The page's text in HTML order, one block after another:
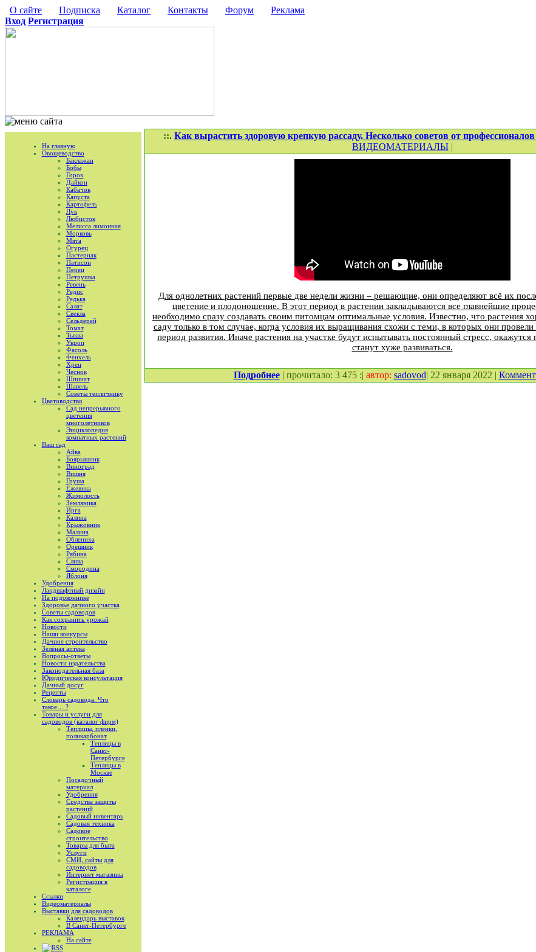
О сайте Подписка Каталог Контакты Форум
Реклама
Вход Регистрация
На главную
Овощеводство
Баклажан
Бобы
Горох
Дайкон
Кабачок
Капуста
Картофель
Лук
Любисток
Мелисса лимонная
Морковь
Мята
Огурец
Пастернак
Патисон
Перец
Петрушка
Ревень
Редис
Редька
Салат
Свекла
Сельдерей
Томат
Тыква
Укроп
Фасоль
Фенхель
Хрен
Чеснок
Шпинат
Шавель
Советы тепличнику
Цветоводство
Сад непрерывного
цветения
многолетников
Энциклопедия
комнатных растений
Ваш сад
Айва
Боярышник
Виноград
Вишня
Груша
Ежевика
Жимолость
Земляника
Ирга
Калина
Крыжовник
Малина
Облепиха
Орешник
Рябина
Слива
Смородина
Яблоня
Удобрения
Ландшафтный дизайн
На подоконнике
Здоровье дачного участка
Советы садоводов
Как сохранить урожай
Новости
Наши конкурсы
Дачное строительство
Зелёная аптека
Вопросы-ответы
Новости издательства
Законодательная база
Юридическая консультация
Дачный досуг
Рецепты
Словарь садовода. Что
такое… ?
Товары и услуги для
садоводов (каталог фирм)
Теплицы, пленки,
поликарбонат
Теплицы в
Санкт-
Петербурге
Теплицы в
Москве
Посадочный
материал
Удобрения
Средства защиты
растений
Садовый инвентарь
Садовая техника
Садовое
строительство
Товары для быта
Услуги
СМИ, сайты для
садоводов
Интернет магазины
Регистрация в
каталоге
Ссылки
Видеоматериалы
Выставки для садоводов
Календарь выставок
В Санкт-Петербурге
РЕКЛАМА
На сайте
RSS
::. Как вырастить здоровую крепкую рассаду. Несколько советов от
ВИДЕОМАТЕРИАЛЫ|
Для однолетних растений первые две недели жизни – решающие, они определяют всё их
цветение и плодоношение. В этот период в растении закладываются все главнейшие
необходимо сразу создавать своим питомцам оптимальные условия. Известно, что растения
саду только в том случае, когда условия их выращивания схожи с теми, в которых они провели
период развития. Иначе растения на участке будут испытывать постоянный стресс,
станут хуже развиваться.
Подробнее| прочитало: 3 475 :| автор: sadovod| 22 января 2022 |